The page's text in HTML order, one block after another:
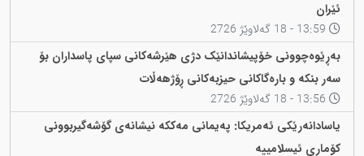
ئێران
بەڕێوەچوونی خۆپیشاندانێک دژی هێرشەکانی سپای پاسداران بۆ
سەر بنکە و بارەگاکانی حیزبەکانی ڕۆژهەڵات
یاسادانەرێکی ئەمریکا: پەیمانی مەککە نیشانەی گۆشەگیربوونی
کۆماری ئیسلامییە